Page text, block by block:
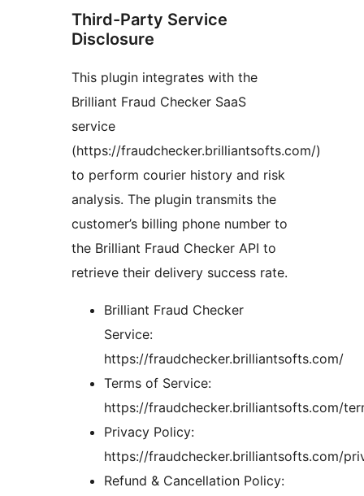
Third-Party Service
Disclosure
This plugin integrates with the
Brilliant Fraud Checker SaaS
service
(https://fraudchecker.brilliantsofts.com/)
to perform courier history and risk
analysis. The plugin transmits the
customer’s billing phone number to
the Brilliant Fraud Checker API to
retrieve their delivery success rate.
Brilliant Fraud Checker
Service:
https://fraudchecker.brilliantsofts.com/
Terms of Service:
https://fraudchecker.brilliantsofts.com/
Privacy Policy:
https://fraudchecker.brilliantsofts.com/
Refund & Cancellation Policy: